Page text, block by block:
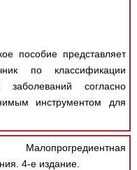
пособие представляет
по классификации
заболеваний согласно
инструментом для
4-е издание.